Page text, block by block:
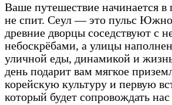
Ваше путешествие начинается в
не спит. Сеул — это пульс
древние дворцы соседствуют с
небоскрёбами, а улицы
уличной еды, динамикой и
день подарит вам мягкое
корейскую культуру и первую
который будет сопровождать